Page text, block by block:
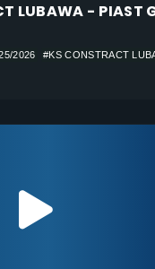
LUBAWA - PIAST
2026
#KS CONSTRACT